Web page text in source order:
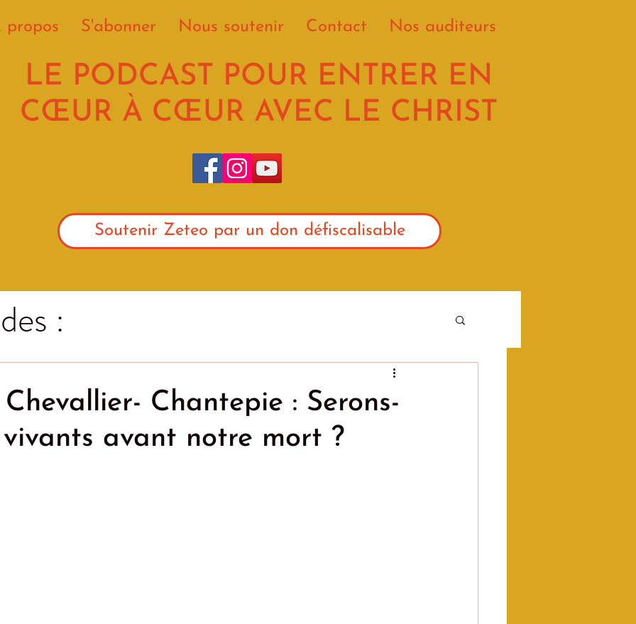
propos S'abonner Nous soutenir Contact Nos auditeurs
LE PODCAST POUR ENTRER EN
CŒUR À CŒUR AVEC LE CHRIST
Soutenir Zeteo par un don défiscalisable
:
Chantepie : Serons-
vivants avant notre mort ?